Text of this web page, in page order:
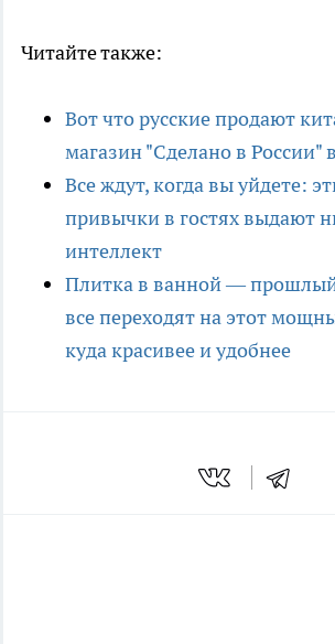
Читайте также:
Вот что русские продают
магазин "Сделано в России"
Все ждут, когда вы уйдете:
привычки в гостях выдают
интеллект
Плитка в ванной — прошлый
все переходят на этот
куда красивее и удобнее